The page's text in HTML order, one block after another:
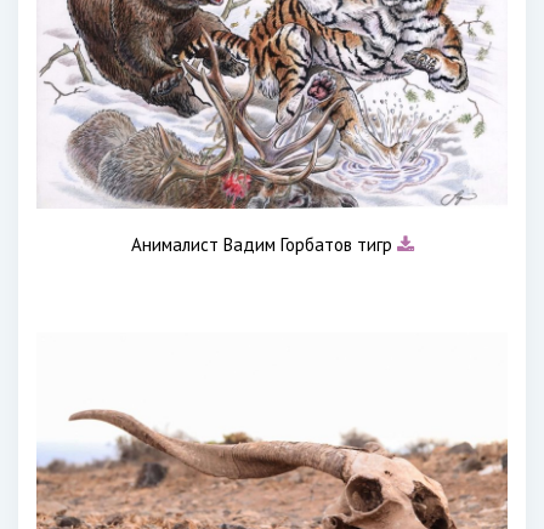
Анималист Вадим Горбатов тигр